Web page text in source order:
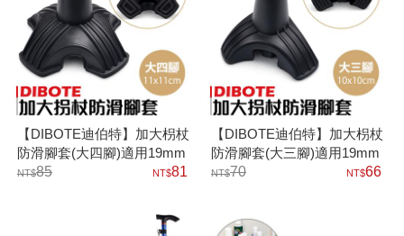
【DIBOTE迪伯特】加大枴杖
防滑腳套(大四腳)適用19mm
管徑85 81
【DIBOTE迪伯特】加大枴杖
防滑腳套(大三腳)適用19mm
管徑70 66